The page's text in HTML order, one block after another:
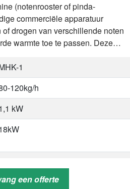
(notenrooster of pinda-
commerciële apparatuur
drogen van verschillende noten
warmte toe te passen. Deze
1
120kg/h
kW
een offerte